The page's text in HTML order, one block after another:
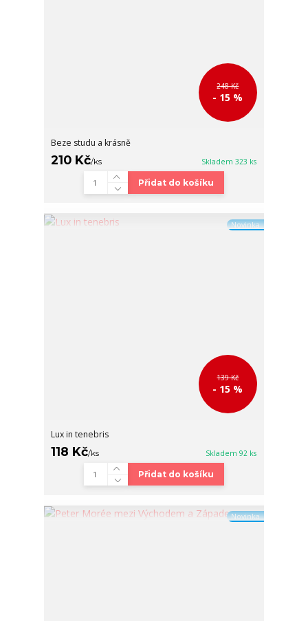
248 Kč
- 15 %
Beze studu a krásně
210 Kč/ks Skladem 323 ks
Přidat do košíku
Novinka
139 Kč
- 15 %
Lux in tenebris
118 Kč/ks Skladem 92 ks
Přidat do košíku
Novinka